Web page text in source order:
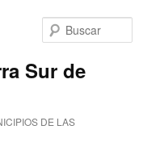
Sur de
DE LAS